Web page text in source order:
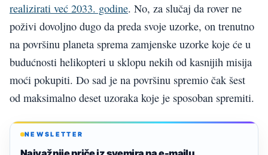
realizirati već 2033. godine. No, za slučaj da rover ne
poživi dovoljno dugo da preda svoje uzorke, on trenutno
na površinu planeta sprema zamjenske uzorke koje će u
budućnosti helikopteri u sklopu nekih od kasnijih misija
moći pokupiti. Do sad je na površinu spremio čak šest
od maksimalno deset uzoraka koje je sposoban spremiti.
NEWSLETTER